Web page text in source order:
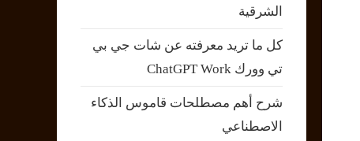
الشرقية
كل ما تريد معرفته عن شات جي بي
تي وورك ChatGPT Work
شرح أهم مصطلحات قاموس الذكاء
الاصطناعي